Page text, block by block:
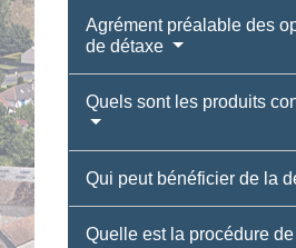
Agrément préalable des
de détaxe
Quels sont les produits
Qui peut bénéficier de la
Quelle est la procédure